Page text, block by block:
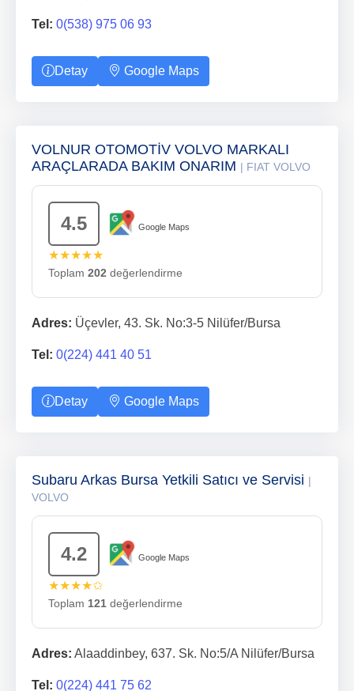
Tel: 0(538) 975 06 93
Detay Google Maps
VOLNUR OTOMOTİV VOLVO MARKALI
ARAÇLARADA BAKIM ONARIM | FIAT VOLVO
4.5 Google Maps
★★★★★
Toplam 202 değerlendirme
Adres: Üçevler, 43. Sk. No:3-5 Nilüfer/Bursa
Tel: 0(224) 441 40 51
Detay Google Maps
Subaru Arkas Bursa Yetkili Satıcı ve Servisi |
VOLVO
4.2 Google Maps
★★★★✩
Toplam 121 değerlendirme
Adres: Alaaddinbey, 637. Sk. No:5/A Nilüfer/Bursa
Tel: 0(224) 441 75 62